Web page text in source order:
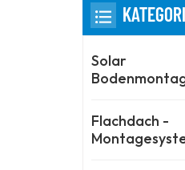
Solar
Flachdach -